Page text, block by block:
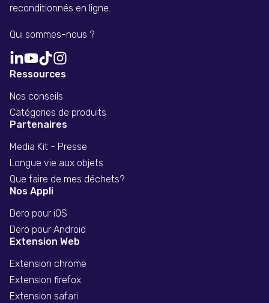
reconditionnés en ligne.
Qui sommes-nous ?
Ressources
Nos conseils
Catégories de produits
Partenaires
Media Kit - Presse
Longue vie aux objets
Que faire de mes déchets?
Nos Appli
Dero pour iOS
Dero pour Android
Extension Web
Extension chrome
Extension firefox
Extension safari